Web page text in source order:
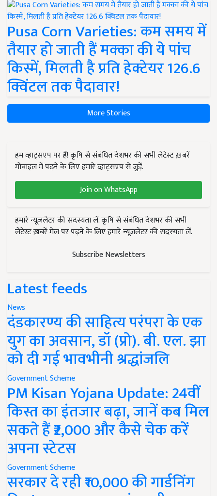
Pusa Corn Varieties: कम समय में
तैयार हो जाती हैं मक्का की ये पांच
किस्में, मिलती है प्रति हेक्टेयर 126.6
क्विंटल तक पैदावार!
More Stories
हम व्हाट्सएप पर हैं! कृषि से संबंधित देशभर की सभी लेटेस्ट ख़बरें
मोबाइल में पढ़ने के लिए हमारे व्हाट्सएप से जुड़ें.
Join on WhatsApp
हमारे न्यूज़लेटर की सदस्यता लें. कृषि से संबंधित देशभर की सभी
लेटेस्ट ख़बरें मेल पर पढ़ने के लिए हमारे न्यूज़लेटर की सदस्यता लें.
Subscribe Newsletters
Latest feeds
News
दंडकारण्य की साहित्य परंपरा के एक
युग का अवसान, डॉ (प्रो). बी. एल. झा
को दी गई भावभीनी श्रद्धांजलि
Government Scheme
PM Kisan Yojana Update: 24वीं
किस्त का इंतजार बढ़ा, जानें कब मिल
सकते हैं ₹2,000 और कैसे चेक करें
अपना स्टेटस
Government Scheme
सरकार दे रही ₹10,000 की गार्डनिंग